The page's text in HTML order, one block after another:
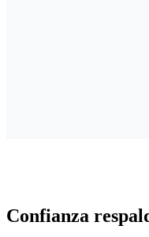
Confianza